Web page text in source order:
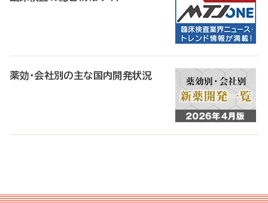
薬効・会社別の主な国内開発状況